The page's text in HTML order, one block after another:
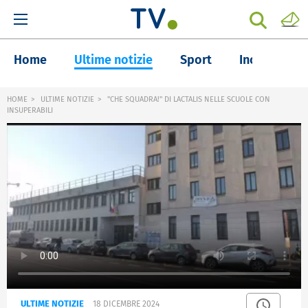
Home Ultime notizie Sport Inchieste
HOME ULTIME NOTIZIE
"CHE SQUADRA!" DI LACTALIS NELLE SCUOLE CON
INSUPERABILI
ULTIME NOTIZIE 18 DICEMBRE 2024